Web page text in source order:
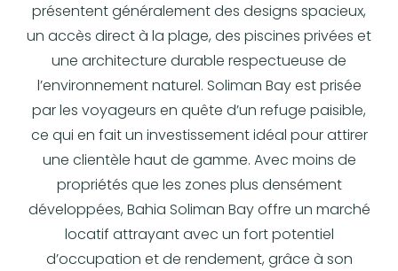
présentent généralement des designs spacieux,
un accès direct à la plage, des piscines privées et
une architecture durable respectueuse de
l’environnement naturel. Soliman Bay est prisée
par les voyageurs en quête d’un refuge paisible,
ce qui en fait un investissement idéal pour attirer
une clientèle haut de gamme. Avec moins de
propriétés que les zones plus densément
développées, Bahia Soliman Bay offre un marché
locatif attrayant avec un fort potentiel
d’occupation et de rendement, grâce à son